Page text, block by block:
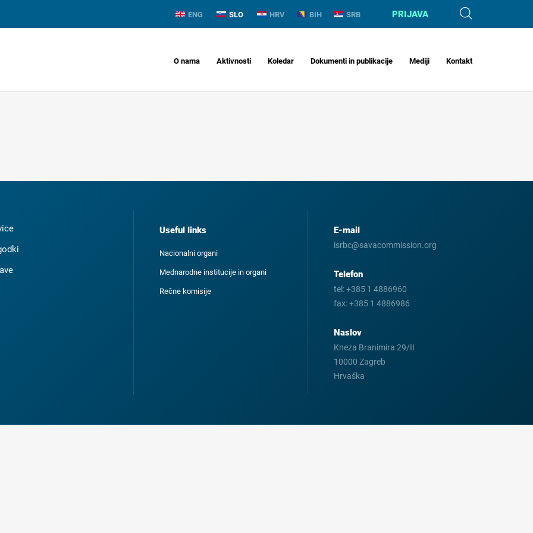
ENG SLO HRV BIH SRB PRIJAVA
O nama Aktivnosti Koledar Dokumenti in publikacije Mediji Kontakt
Useful links
Nacionalni organi
Mednarodne institucije in organi
Rečne komisije
E-mail
isrbc@savacommission.org
Telefon
tel:+385 1 4886960
fax:+385 1 4886986
Naslov
Kneza Branimira 29/II
10000 Zagreb
Hrvaška